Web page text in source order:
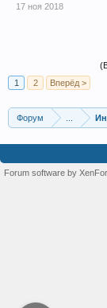
17 ноя 2018
1
2 Вперёд >
Форум
Forum software by